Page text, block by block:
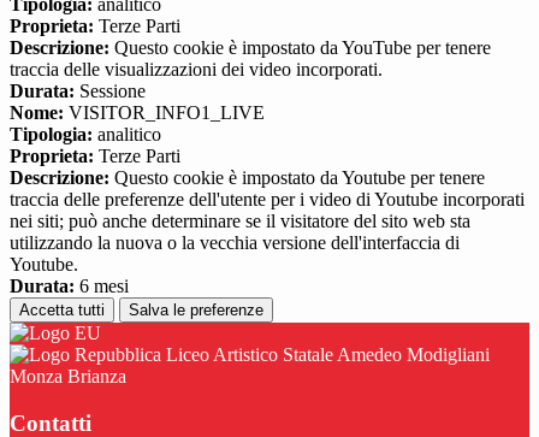
Tipologia: analitico
Proprieta: Terze Parti
Descrizione: Questo cookie è impostato da YouTube per tenere
traccia delle visualizzazioni dei video incorporati.
Durata: Sessione
Nome: VISITOR_INFO1_LIVE
Tipologia: analitico
Proprieta: Terze Parti
Descrizione: Questo cookie è impostato da Youtube per tenere
traccia delle preferenze dell'utente per i video di Youtube incorporati
nei siti; può anche determinare se il visitatore del sito web sta
utilizzando la nuova o la vecchia versione dell'interfaccia di
Youtube.
Durata: 6 mesi
Accetta tutti Salva le preferenze
Liceo Artistico Statale Amedeo Modigliani
Monza Brianza
Contatti